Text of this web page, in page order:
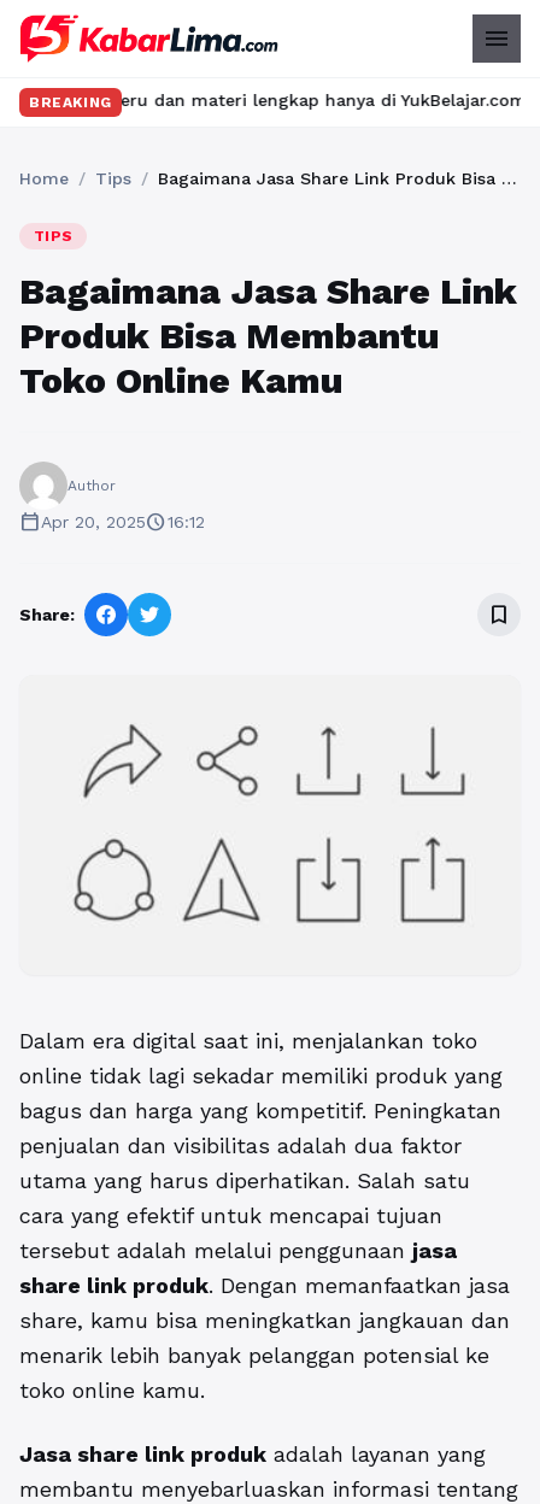
menu
BREAKING
dan materi lengkap hanya di YukBelajar.com. Mulai
Home / Tips / Bagaimana Jasa Share Link Produk Bisa Membantu Toko Online Kamu
TIPS
Bagaimana Jasa Share Link
Produk Bisa Membantu
Toko Online Kamu
Author
calendar_todayApr 20, 2025schedule16:12
Share: bookmark_border
Dalam era digital saat ini, menjalankan toko
online tidak lagi sekadar memiliki produk yang
bagus dan harga yang kompetitif. Peningkatan
penjualan dan visibilitas adalah dua faktor
utama yang harus diperhatikan. Salah satu
cara yang efektif untuk mencapai tujuan
tersebut adalah melalui penggunaan jasa
share link produk. Dengan memanfaatkan jasa
share, kamu bisa meningkatkan jangkauan dan
menarik lebih banyak pelanggan potensial ke
toko online kamu.
Jasa share link produk adalah layanan yang
membantu menyebarluaskan informasi tentang